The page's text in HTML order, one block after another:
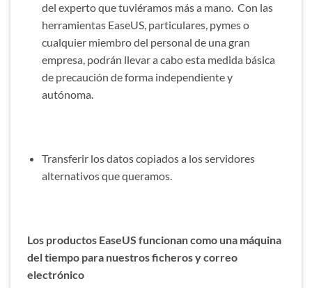
del experto que tuviéramos más a mano. Con las
herramientas EaseUS, particulares, pymes o
cualquier miembro del personal de una gran
empresa, podrán llevar a cabo esta medida básica
de precaución de forma independiente y
autónoma.
Transferir los datos copiados a los servidores
alternativos que queramos.
Los productos EaseUS funcionan como una máquina
del tiempo para nuestros ficheros y correo
electrónico